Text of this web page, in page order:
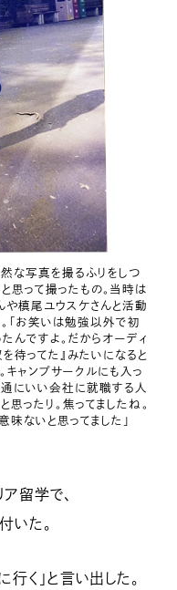
な写真を撮るふりをしつ
思って撮ったもの。当時は
槙尾ユウスケさんと活動
「お笑いは勉強以外で初
んですよ。だからオーディ
待ってた』みたいになると
キャンプサークルにも入っ
にいい会社に就職する人
ったり。焦ってましたね。
味ないと思ってました」
留学で、
いた。
く」と言い出した。